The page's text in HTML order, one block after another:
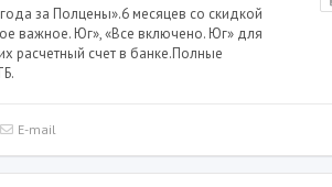
за Полцены».6 месяцев со скидкой
важное. Юг», «Все включено. Юг» для
расчетный счет в банке.Полные
E-mail